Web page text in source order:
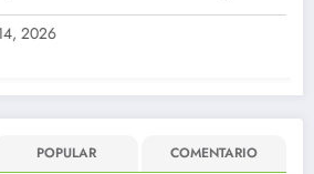
POPULAR COMENTARIO